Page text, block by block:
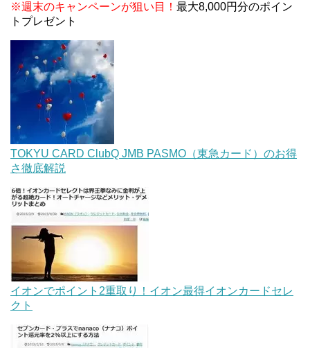
※週末のキャンペーンが狙い目！ 最大8,000円分のポイン
トプレゼント
TOKYU CARD ClubQ JMB PASMO（東急カード）のお得
さ徹底解説
イオンでポイント2重取り！イオン最得イオンカードセレ
クト